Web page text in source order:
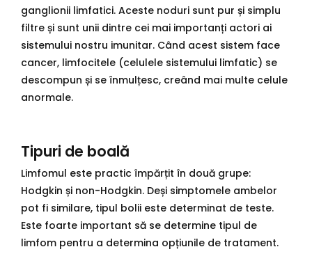
ganglionii limfatici. Aceste noduri sunt pur și simplu
filtre și sunt unii dintre cei mai importanți actori ai
sistemului nostru imunitar. Când acest sistem face
cancer, limfocitele (celulele sistemului limfatic) se
descompun și se înmulțesc, creând mai multe celule
anormale.
Tipuri de boală
Limfomul este practic împărțit în două grupe:
Hodgkin și non-Hodgkin. Deși simptomele ambelor
pot fi similare, tipul bolii este determinat de teste.
Este foarte important să se determine tipul de
limfom pentru a determina opțiunile de tratament.